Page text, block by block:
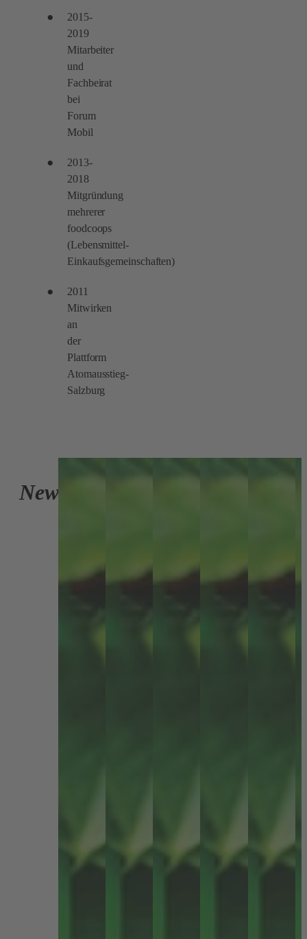
2015-
2019
Mitarbeiter
und
Fachbeirat
bei
Forum
Mobil
2013-
2018
Mitgründung
mehrerer
foodcoops
(Lebensmittel-
Einkaufsgemeinschaften)
2011
Mitwirken
an
der
Plattform
Atomausstieg-
Salzburg
News